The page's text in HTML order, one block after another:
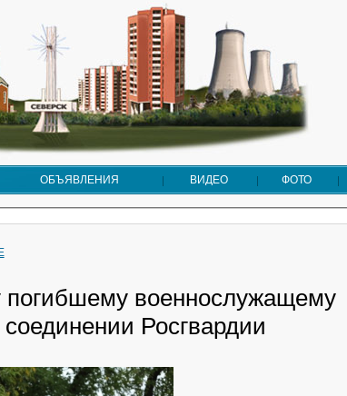
ОБЪЯВЛЕНИЯ ВИДЕО ФОТО
военнослужащему
Росгвардии